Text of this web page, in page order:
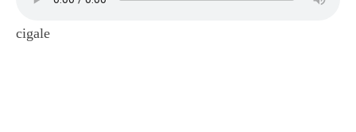
cigale